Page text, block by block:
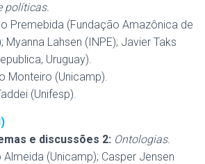
políticas.
Premebida (Fundação Amazônica de
Myanna Lahsen (INPE); Javier Taks
Uruguay).
Monteiro (Unicamp).
(Unifesp).
e discussões 2: Ontologias.
(Unicamp); Casper Jensen